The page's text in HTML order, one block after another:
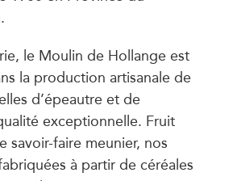
le Moulin de Hollange est
la production artisanale de
d’épeautre et de
exceptionnelle. Fruit
savoir-faire meunier, nos
à partir de céréales